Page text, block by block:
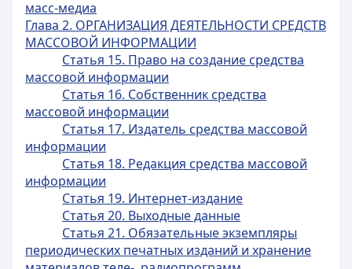
масс-медиа
Глава 2. ОРГАНИЗАЦИЯ ДЕЯТЕЛЬНОСТИ СРЕДСТВ
МАССОВОЙ ИНФОРМАЦИИ
Статья 15. Право на создание средства
массовой информации
Статья 16. Собственник средства
массовой информации
Статья 17. Издатель средства массовой
информации
Статья 18. Редакция средства массовой
информации
Статья 19. Интернет-издание
Статья 20. Выходные данные
Статья 21. Обязательные экземпляры
периодических печатных изданий и хранение